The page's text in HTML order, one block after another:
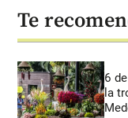
Te
6
la